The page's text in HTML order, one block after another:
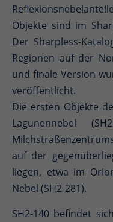
Objekte sind im
Der Sharpless-
Regionen auf der
und finale Version
veröffentlicht.
Die ersten Objekte
Lagunennebel
auf der
liegen, etwa im
Nebel (SH2-281).
SH2-140 befindet